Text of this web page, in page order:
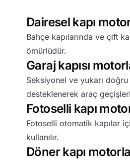
Dairesel kapı
Bahçe kapılarında ve çift
ömürlüdür.
Garaj kapısı
Seksiyonel ve yukarı
desteklenerek araç
Fotoselli kapı
Fotoselli otomatik kapılar
kullanılır.
Döner kapı